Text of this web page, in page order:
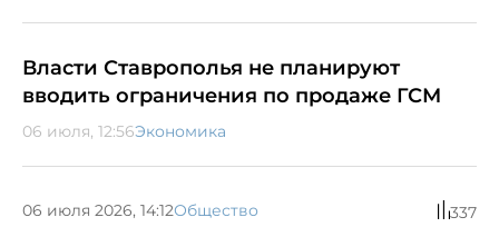
Власти Ставрополья не планируют
вводить ограничения по продаже ГСМ
06 июля, 12:56Экономика
06 июля 2026, 14:12Общество 337